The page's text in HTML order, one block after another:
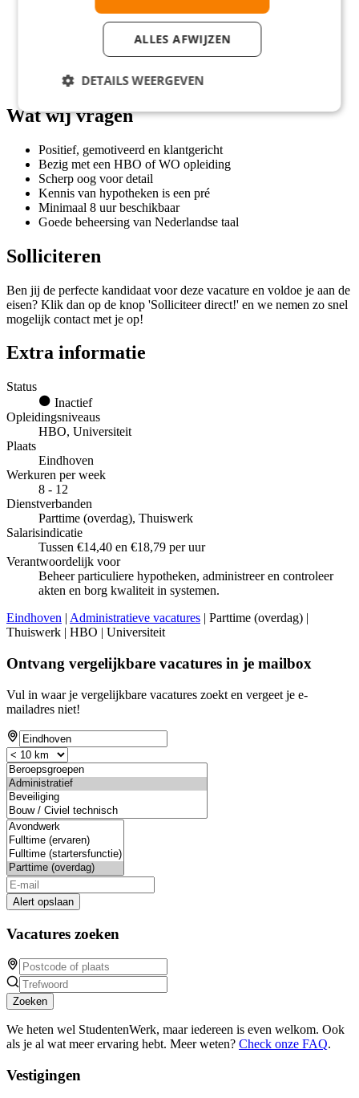
Uurloon tussen €14,40 en €18,79
Flexibele werktijden, ideaal voor studenten
Hybride werken: slechts één keer per maand op kantoor
Je ontvangt reiskosten en thuiswerkvergoeding
Groei- en leermogelijkheden binnen Rabobank
Wat wij vragen
Positief, gemotiveerd en klantgericht
Bezig met een HBO of WO opleiding
Scherp oog voor detail
Kennis van hypotheken is een pré
Minimaal 8 uur beschikbaar
Goede beheersing van Nederlandse taal
Solliciteren
Ben jij de perfecte kandidaat voor deze vacature en voldoe je aan de
eisen? Klik dan op de knop 'Solliciteer direct!' en we nemen zo snel
mogelijk contact met je op!
Extra informatie
Status
Inactief
Opleidingsniveaus
HBO, Universiteit
Plaats
Eindhoven
Werkuren per week
8 - 12
Dienstverbanden
Parttime (overdag), Thuiswerk
Salarisindicatie
Tussen €14,40 en €18,79 per uur
Verantwoordelijk voor
Beheer particuliere hypotheken, administreer en controleer
akten en borg kwaliteit in systemen.
Eindhoven | Administratieve vacatures | Parttime (overdag) |
Thuiswerk | HBO | Universiteit
Ontvang vergelijkbare vacatures in je mailbox
Vul in waar je vergelijkbare vacatures zoekt en vergeet je e-
mailadres niet!
Alert opslaan
Vacatures zoeken
Zoeken
We heten wel StudentenWerk, maar iedereen is even welkom. Ook
als je al wat meer ervaring hebt. Meer weten? Check onze FAQ.
Vestigingen
ALLES AFWIJZEN
DETAILS WEERGEVEN